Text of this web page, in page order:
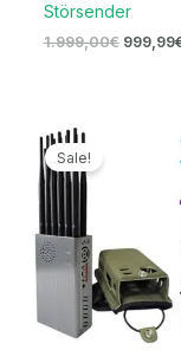
Störsender
1.999,00€ 999,99
Sale!